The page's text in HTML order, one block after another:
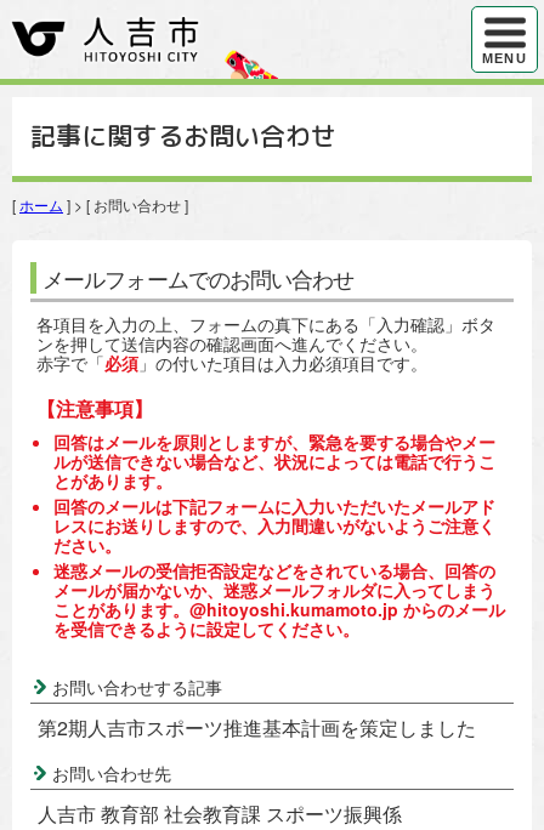
ハンバ
MENU
記事に関するお問い合わせ
[ ホーム ] > [ お問い合わせ ]
メールフォームでのお問い合わせ
各項目を入力の上、フォームの真下にある「入力確認」ボタ
ンを押して送信内容の確認画面へ進んでください。
赤字で「必須 」の付いた項目は入力必須項目です。
【注意事項】
回答はメールを原則としますが、緊急を要する場合やメー
ルが送信できない場合など、状況によっては電話で行うこ
とがあります。
回答のメールは下記フォームに入力いただいたメールアド
レスにお送りしますので、入力間違いがないようご注意く
ださい。
迷惑メールの受信拒否設定などをされている場合、回答の
メールが届かないか、迷惑メールフォルダに入ってしまう
ことがあります。@hitoyoshi.kumamoto.jp からのメール
を受信できるように設定してください。
お問い合わせする記事
第2期人吉市スポーツ推進基本計画を策定しました
お問い合わせ先
人吉市 教育部 社会教育課 スポーツ振興係